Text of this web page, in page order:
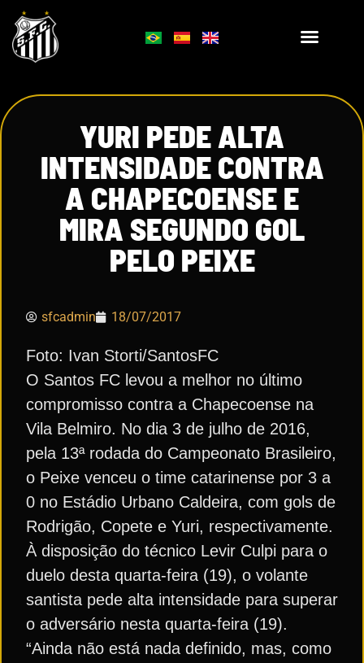
YURI PEDE ALTA
INTENSIDADE CONTRA
A CHAPECOENSE E
MIRA SEGUNDO GOL
PELO PEIXE
sfcadmin 18/07/2017
Foto: Ivan Storti/SantosFC
O Santos FC levou a melhor no último
compromisso contra a Chapecoense na
Vila Belmiro. No dia 3 de julho de 2016,
pela 13ª rodada do Campeonato Brasileiro,
o Peixe venceu o time catarinense por 3 a
0 no Estádio Urbano Caldeira, com gols de
Rodrigão, Copete e Yuri, respectivamente.
À disposição do técnico Levir Culpi para o
duelo desta quarta-feira (19), o volante
santista pede alta intensidade para superar
o adversário nesta quarta-feira (19).
“Ainda não está nada definido, mas, como